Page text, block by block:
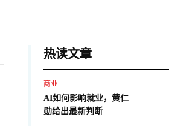
热读文章
商业
AI如何影响就业，黄仁
勋给出最新判断